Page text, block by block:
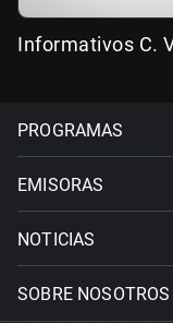
Informativos C.
PROGRAMAS
EMISORAS
NOTICIAS
SOBRE NOSOTROS